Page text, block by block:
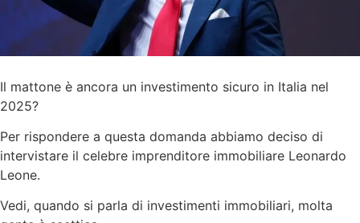
Il mattone è ancora un investimento sicuro in Italia nel
2025?
Per rispondere a questa domanda abbiamo deciso di
intervistare il celebre imprenditore immobiliare Leonardo
Leone.
Vedi, quando si parla di investimenti immobiliari, molta